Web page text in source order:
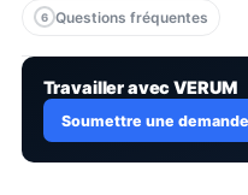
6 Questions fréquentes
Travailler avec VERUM
Soumettre une demande